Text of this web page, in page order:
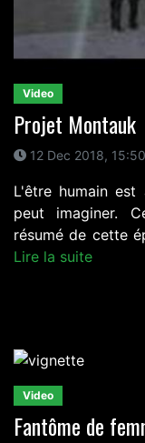
Video
Projet Montauk
12 Dec 2018,
L'être humain
peut imaginer.
résumé de cette
Lire la suite
Video
Fantôme de